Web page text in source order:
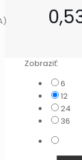
Zobraziť:
6
12
24
36